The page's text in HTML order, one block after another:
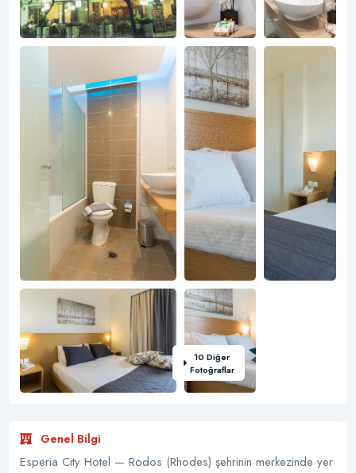
10 Diğer
Fotoğraflar
Genel Bilgi
Esperia City Hotel — Rodos (Rhodes) şehrinin merkezinde yer